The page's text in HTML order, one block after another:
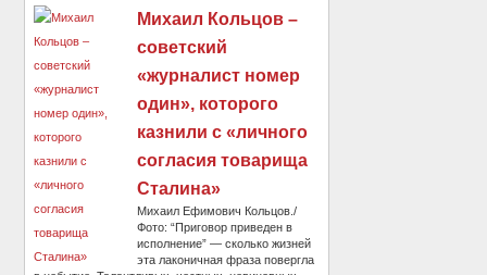
Михаил Кольцов –
советский
«журналист номер
один», которого
казнили с «личного
согласия товарища
Сталина»
Михаил Ефимович Кольцов./
Фото: “Приговор приведен в
исполнение” — сколько жизней
эта лаконичная фраза повергла